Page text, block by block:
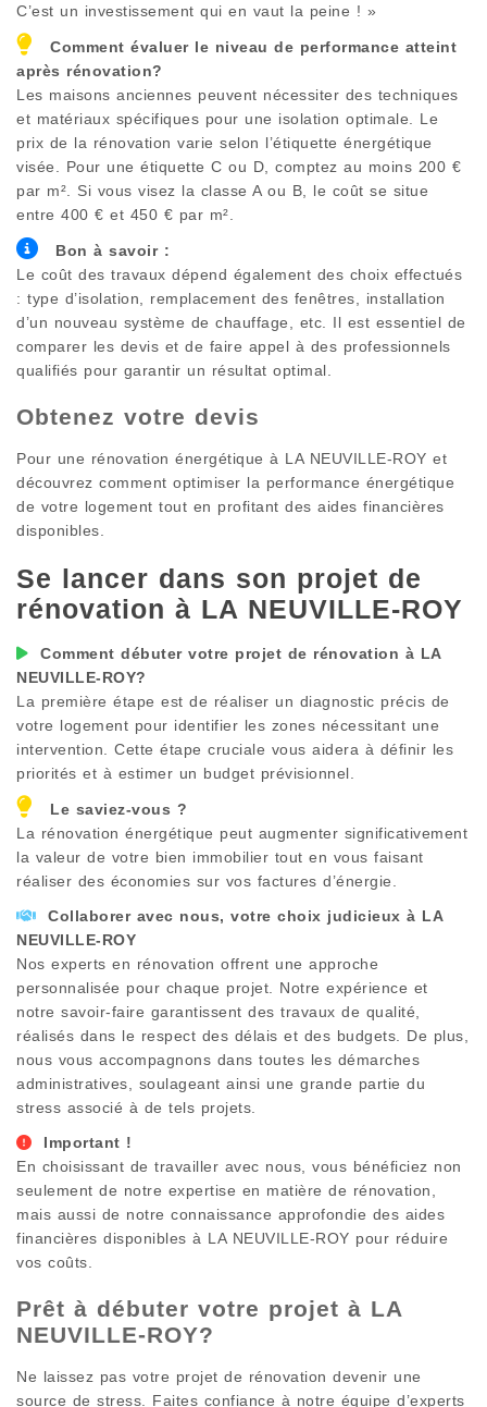
C’est un investissement qui en vaut la peine ! »
Comment évaluer le niveau de performance atteint
après rénovation?
Les maisons anciennes peuvent nécessiter des techniques
et matériaux spécifiques pour une isolation optimale. Le
prix de la rénovation varie selon l’étiquette énergétique
visée. Pour une étiquette C ou D, comptez au moins 200 €
par m². Si vous visez la classe A ou B, le coût se situe
entre 400 € et 450 € par m².
Bon à savoir :
Le coût des travaux dépend également des choix effectués
: type d’isolation, remplacement des fenêtres, installation
d’un nouveau système de chauffage, etc. Il est essentiel de
comparer les devis et de faire appel à des professionnels
qualifiés pour garantir un résultat optimal.
Obtenez votre devis
Pour une rénovation énergétique à LA NEUVILLE-ROY et
découvrez comment optimiser la performance énergétique
de votre logement tout en profitant des aides financières
disponibles.
Se lancer dans son projet de
rénovation à LA NEUVILLE-ROY
Comment débuter votre projet de rénovation à LA
NEUVILLE-ROY?
La première étape est de réaliser un diagnostic précis de
votre logement pour identifier les zones nécessitant une
intervention. Cette étape cruciale vous aidera à définir les
priorités et à estimer un budget prévisionnel.
Le saviez-vous ?
La rénovation énergétique peut augmenter significativement
la valeur de votre bien immobilier tout en vous faisant
réaliser des économies sur vos factures d’énergie.
Collaborer avec nous, votre choix judicieux à LA
NEUVILLE-ROY
Nos experts en rénovation offrent une approche
personnalisée pour chaque projet. Notre expérience et
notre savoir-faire garantissent des travaux de qualité,
réalisés dans le respect des délais et des budgets. De plus,
nous vous accompagnons dans toutes les démarches
administratives, soulageant ainsi une grande partie du
stress associé à de tels projets.
Important !
En choisissant de travailler avec nous, vous bénéficiez non
seulement de notre expertise en matière de rénovation,
mais aussi de notre connaissance approfondie des aides
financières disponibles à LA NEUVILLE-ROY pour réduire
vos coûts.
Prêt à débuter votre projet à LA
NEUVILLE-ROY?
Ne laissez pas votre projet de rénovation devenir une
source de stress. Faites confiance à notre équipe d’experts